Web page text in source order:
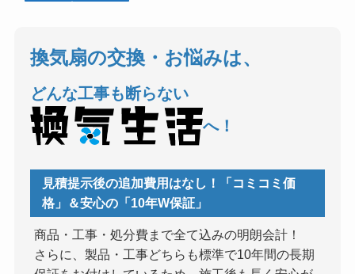
換気扇の交換・お悩みは、
どんな工事も断らない
へ！
見積提示後の追加費用はなし！「コミコミ価
格」＆安心の「10年W保証」
商品・工事・処分費まで全て込みの明朗会計！
さらに、製品・工事どちらも標準で10年間の長期